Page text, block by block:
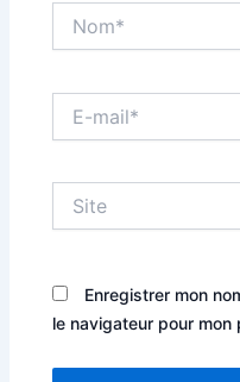
mail*
Enregistrer mon
le navigateur pour mon